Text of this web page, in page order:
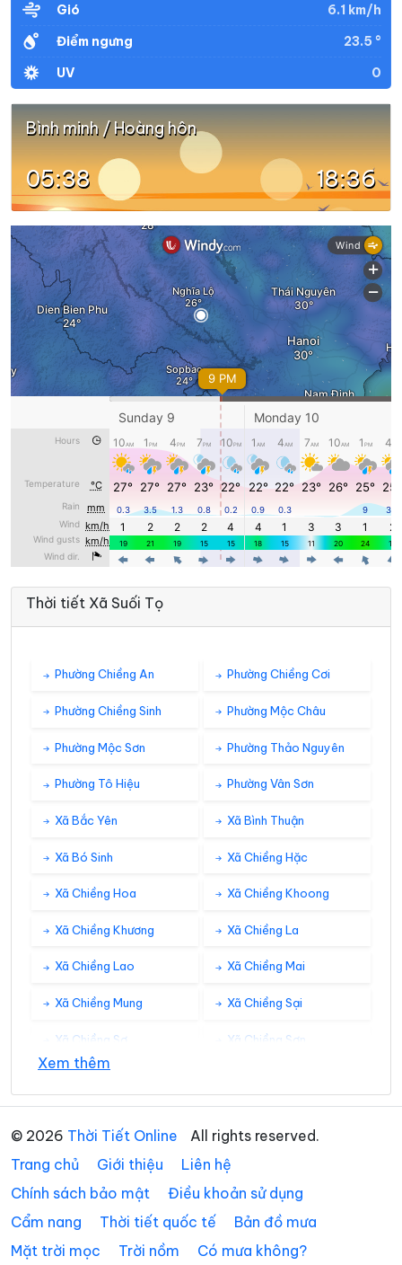
Gió
6.1 km/h
Điểm ngưng
23.5 °
UV
0
Bình minh / Hoàng hôn
05:38 18:36
Thời tiết Xã Suối Tọ
Phường Chiềng An Phường Chiềng Cơi
Phường Chiềng Sinh Phường Mộc Châu
Phường Mộc Sơn Phường Thảo Nguyên
Phường Tô Hiệu Phường Vân Sơn
Xã Bắc Yên Xã Bình Thuận
Xã Bó Sinh Xã Chiềng Hặc
Xã Chiềng Hoa Xã Chiềng Khoong
Xã Chiềng Khương Xã Chiềng La
Xã Chiềng Lao Xã Chiềng Mai
Xã Chiềng Mung Xã Chiềng Sại
Xã Chiềng Sơ Xã Chiềng Sơn
Xã Kim Bon
Xã Long Hẹ Xã Lóng Phiêng
Xã Lóng Sập Xã Mai Sơn
Xã Muổi Nọi Xã Mường Bám
Xem thêm
© 2026 Thời Tiết Online
All rights reserved.
Trang chủ
Giới thiệu
Liên hệ
Chính sách bảo mật
Điều khoản sử dụng
Cẩm nang
Thời tiết quốc tế
Bản đồ mưa
Mặt trời mọc
Trời nồm Có mưa không?